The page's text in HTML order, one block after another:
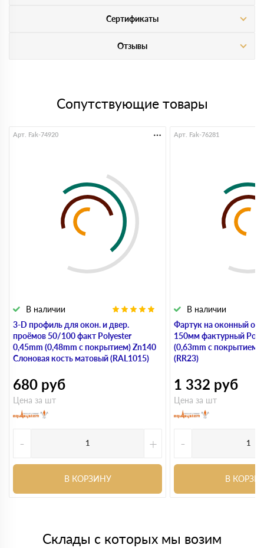
Сертификаты
Отзывы
Сопутствующие товары
3-D профиль для окон. и двер.
проёмов 50/100 факт Polyester
0,45mm (0,48mm с покрытием) Zn140
Слоновая кость матовый (RAL1015)
В наличии
Арт. Fak-74920
680 руб
Цена за шт
- +
В КОРЗИНУ
Фартук на оконный
150мм фактурный
(0,63mm с покрытием)
(RR23)
В наличии
Арт. Fak-76281
1 332 руб
Цена за шт
-
В
Склады с которых мы возим